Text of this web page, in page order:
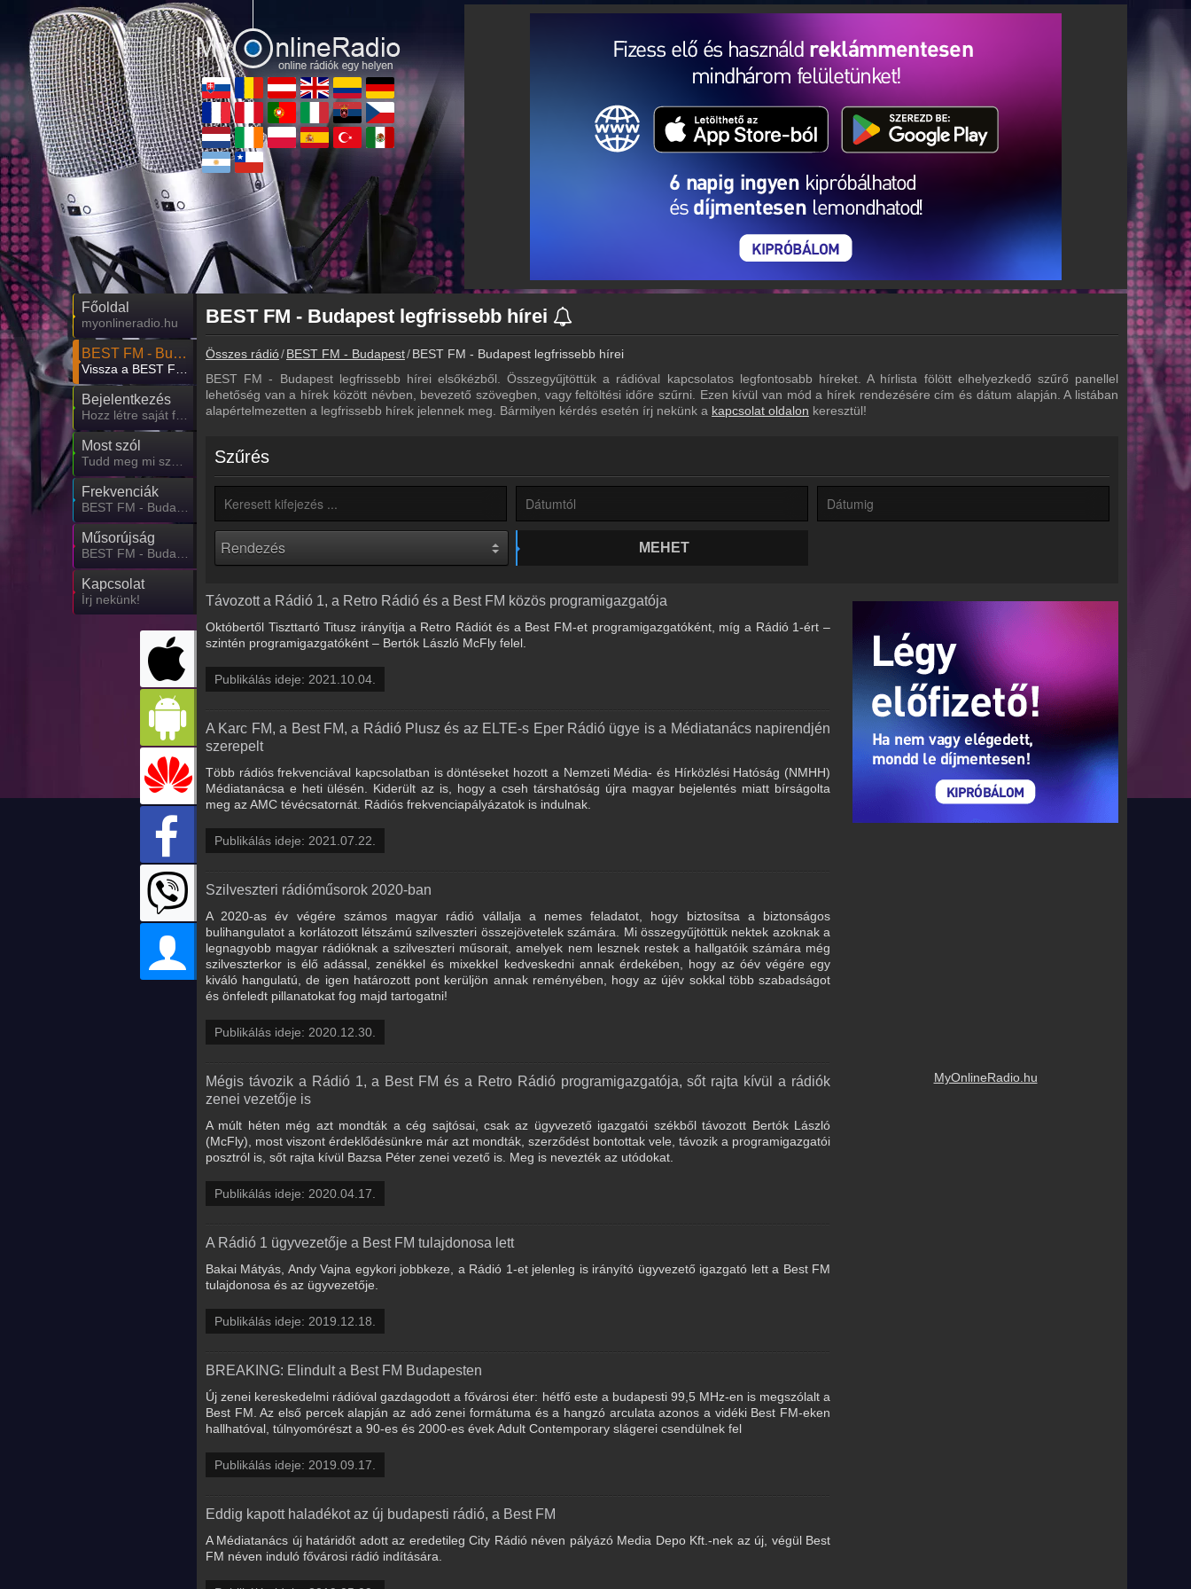
Főoldal
myonlineradio.hu
BEST FM - Budapest
Bejelentkezés
Most szól
Frekvenciák
Műsorújság
Kapcsolat
Írj nekünk!
BEST FM - Budapest legfrissebb hírei
Összes rádió BEST FM - Budapest BEST FM - Budapest legfrissebb hírei
BEST FM - Budapest legfrissebb hírei elsőkézből. Összegyűjtöttük a rádióval kapcsolatos legfontosabb híreket. A hírlista fölött elhelyezkedő szűrő panellel
lehetőség van a hírek között névben, bevezető szövegben, vagy feltöltési időre szűrni. Ezen kívül van mód a hírek rendezésére cím és dátum alapján. A listában
alapértelmezetten a legfrissebb hírek jelennek meg. Bármilyen kérdés esetén írj nekünk a kapcsolat oldalon keresztül!
Szűrés
MEHET
MyOnlineRadio.hu
Távozott a Rádió 1, a Retro Rádió és a Best FM közös programigazgatója
Októbertől Tiszttartó Titusz irányítja a Retro Rádiót és a Best FM-et programigazgatóként, míg a Rádió 1-ért –
szintén programigazgatóként – Bertók László McFly felel.
Publikálás ideje: 2021.10.04.
A Karc FM, a Best FM, a Rádió Plusz és az ELTE-s Eper Rádió ügye is a Médiatanács napirendjén
szerepelt
Több rádiós frekvenciával kapcsolatban is döntéseket hozott a Nemzeti Média- és Hírközlési Hatóság (NMHH)
Médiatanácsa e heti ülésén. Kiderült az is, hogy a cseh társhatóság újra magyar bejelentés miatt bírságolta
meg az AMC tévécsatornát. Rádiós frekvenciapályázatok is indulnak.
Publikálás ideje: 2021.07.22.
Szilveszteri rádióműsorok 2020-ban
A 2020-as év végére számos magyar rádió vállalja a nemes feladatot, hogy biztosítsa a biztonságos
bulihangulatot a korlátozott létszámú szilveszteri összejövetelek számára. Mi összegyűjtöttük nektek azoknak a
legnagyobb magyar rádióknak a szilveszteri műsorait, amelyek nem lesznek restek a hallgatóik számára még
szilveszterkor is élő adással, zenékkel és mixekkel kedveskedni annak érdekében, hogy az óév végére egy
kiváló hangulatú, de igen határozott pont kerüljön annak reményében, hogy az újév sokkal több szabadságot
és önfeledt pillanatokat fog majd tartogatni!
Publikálás ideje: 2020.12.30.
Mégis távozik a Rádió 1, a Best FM és a Retro Rádió programigazgatója, sőt rajta kívül a rádiók
zenei vezetője is
A múlt héten még azt mondták a cég sajtósai, csak az ügyvezető igazgatói székből távozott Bertók László
(McFly), most viszont érdeklődésünkre már azt mondták, szerződést bontottak vele, távozik a programigazgatói
posztról is, sőt rajta kívül Bazsa Péter zenei vezető is. Meg is nevezték az utódokat.
Publikálás ideje: 2020.04.17.
A Rádió 1 ügyvezetője a Best FM tulajdonosa lett
Bakai Mátyás, Andy Vajna egykori jobbkeze, a Rádió 1-et jelenleg is irányító ügyvezető igazgató lett a Best FM
tulajdonosa és az ügyvezetője.
Publikálás ideje: 2019.12.18.
BREAKING: Elindult a Best FM Budapesten
Új zenei kereskedelmi rádióval gazdagodott a fővárosi éter: hétfő este a budapesti 99,5 MHz-en is megszólalt a
Best FM. Az első percek alapján az adó zenei formátuma és a hangzó arculata azonos a vidéki Best FM-eken
hallhatóval, túlnyomórészt a 90-es és 2000-es évek Adult Contemporary slágerei csendülnek fel
Publikálás ideje: 2019.09.17.
Eddig kapott haladékot az új budapesti rádió, a Best FM
A Médiatanács új határidőt adott az eredetileg City Rádió néven pályázó Media Depo Kft.-nek az új, végül Best
FM néven induló fővárosi rádió indítására.